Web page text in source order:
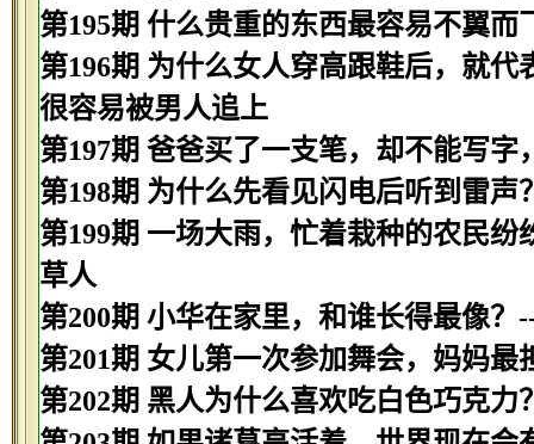
第195期 什么贵重的东西最容易不翼而
第196期 为什么女人穿高跟鞋后，就
很容易被男人追上
第197期 爸爸买了一支笔，却不能写
第198期 为什么先看见闪电后听到雷
第199期 一场大雨，忙着栽种的农民
草人
第200期 小华在家里，和谁长得最像？
第201期 女儿第一次参加舞会，妈妈
第202期 黑人为什么喜欢吃白色巧克